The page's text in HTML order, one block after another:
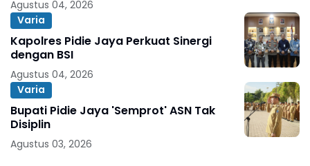
Agustus 04, 2026
Varia
Kapolres Pidie Jaya Perkuat Sinergi
dengan BSI
Agustus 04, 2026
Varia
Bupati Pidie Jaya 'Semprot' ASN Tak
Disiplin
Agustus 03, 2026